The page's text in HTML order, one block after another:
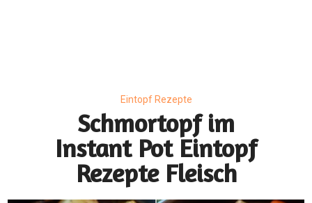
Eintopf Rezepte
Schmortopf im
Instant Pot Eintopf
Rezepte Fleisch